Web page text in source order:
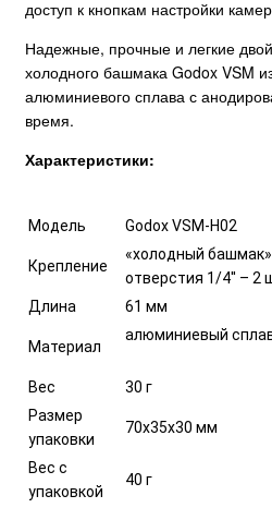
доступ к кнопкам настройки
Надежные, прочные и легкие
холодного башмака Godox VSM
алюминиевого сплава с
время.
Характеристики:
Модель Godox VSM-H02
Крепление
«холодный
отверстия 1/4'' – 2
Длина
61 мм
Материал
алюминиевый
Вес
30 г
Размер
упаковки
70х35х30 мм
Вес с
упаковкой
40 г